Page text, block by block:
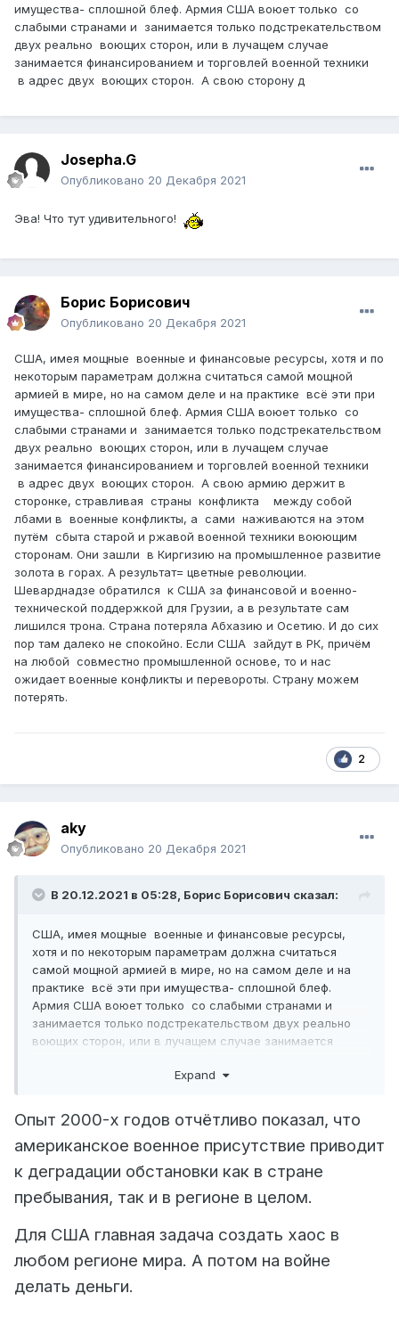
имущества- сплошной блеф. Армия США воюет только со
слабыми странами и занимается только подстрекательством
двух реально воющих сторон, или в лучащем случае
занимается финансированием и торговлей военной техники
в адрес двух воющих сторон. А свою сторону д
Josepha.G
Опубликовано 20 Декабря 2021
Эва! Что тут удивительного!
Борис Борисович
Опубликовано 20 Декабря 2021
США, имея мощные военные и финансовые ресурсы, хотя и по
некоторым параметрам должна считаться самой мощной
армией в мире, но на самом деле и на практике всё эти при
имущества- сплошной блеф. Армия США воюет только со
слабыми странами и занимается только подстрекательством
двух реально воющих сторон, или в лучащем случае
занимается финансированием и торговлей военной техники
в адрес двух воющих сторон. А свою армию держит в
сторонке, стравливая страны конфликта между собой
лбами в военные конфликты, а сами наживаются на этом
путём сбыта старой и ржавой военной техники воюющим
сторонам. Они зашли в Киргизию на промышленное развитие
золота в горах. А результат= цветные революции.
Шеварднадзе обратился к США за финансовой и военно-
технической поддержкой для Грузии, а в результате сам
лишился трона. Страна потеряла Абхазию и Осетию. И до сих
пор там далеко не спокойно. Если США зайдут в РК, причём
на любой совместно промышленной основе, то и нас
ожидает военные конфликты и перевороты. Страну можем
потерять.
2
aky
Опубликовано 20 Декабря 2021
В 20.12.2021 в 05:28, Борис Борисович сказал:
США, имея мощные военные и финансовые ресурсы,
хотя и по некоторым параметрам должна считаться
самой мощной армией в мире, но на самом деле и на
практике всё эти при имущества- сплошной блеф.
Армия США воюет только со слабыми странами и
занимается только подстрекательством двух реально
воющих сторон, или в лучащем случае занимается
адрес двух воющих сторон. А свою армию держит в
лбами в военные конфликты, а сами наживаются на
этом путём сбыта старой и ржавой военной техники
воюющим сторонам. Они зашли в Киргизию на
промышленное развитие золота в горах. А результат=
цветные революции. Шеварднадзе обратился к США за
финансовой и военно- технической поддержкой для
потеряла Абхазию и Осетию. И до сих пор там далеко не
спокойно. Если США зайдут в РК, причём на любой
совместно промышленной основе, то и нас ожидает
военные конфликты и перевороты. Страну можем
Expand
Опыт 2000-х годов отчётливо показал, что
американское военное присутствие приводит
к деградации обстановки как в стране
пребывания, так и в регионе в целом.
Для США главная задача создать хаос в
любом регионе мира. А потом на войне
делать деньги.